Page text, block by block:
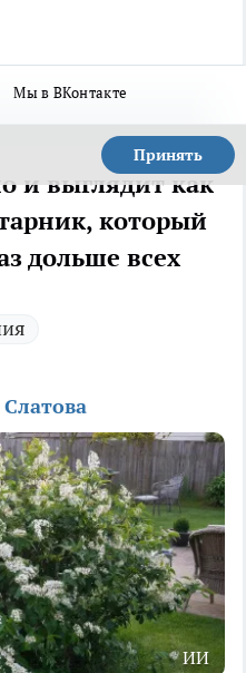
Мы в ВКонтакте
Принять
и выглядит как
который
дольше всех
ИИ